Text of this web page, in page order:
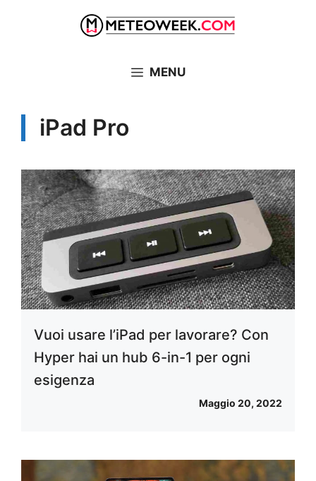
MENU
iPad Pro
Vuoi usare l’iPad per lavorare? Con
Hyper hai un hub 6-in-1 per ogni
esigenza
Maggio 20, 2022